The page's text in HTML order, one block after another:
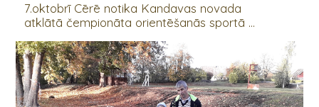
7.oktobrī Cērē notika Kandavas novada
atklātā čempionāta orientēšanās sportā ...